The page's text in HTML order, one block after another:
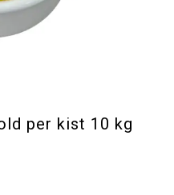
per kist 10 kg